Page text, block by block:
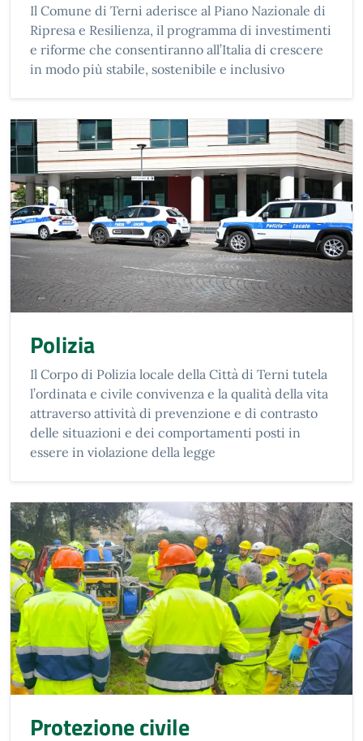
Il Comune di Terni aderisce al Piano Nazionale di
Ripresa e Resilienza, il programma di investimenti
e riforme che consentiranno all’Italia di crescere
in modo più stabile, sostenibile e inclusivo
Polizia
Il Corpo di Polizia locale della Città di Terni tutela
l’ordinata e civile convivenza e la qualità della vita
attraverso attività di prevenzione e di contrasto
delle situazioni e dei comportamenti posti in
essere in violazione della legge
Protezione civile